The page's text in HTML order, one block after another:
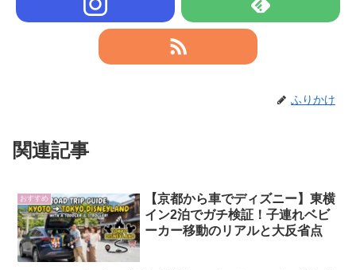
ふりかけ
関連記事
おすすめ
【京都から車でディズニー】東横
イン2泊でガチ検証！子連れベビ
ーカー移動のリアルと大反省点